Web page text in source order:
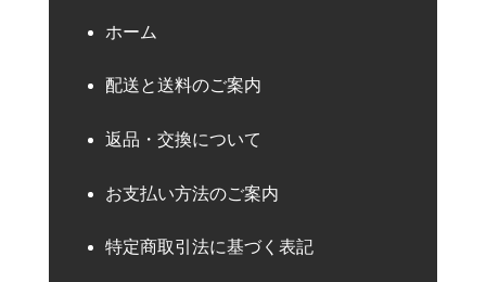
ホーム
配送と送料のご案内
返品・交換について
お支払い方法のご案内
特定商取引法に基づく表記